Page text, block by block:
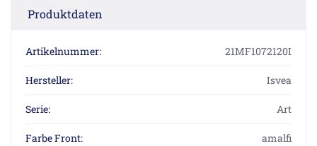
Produktdaten
Artikelnummer: 21MF1072120I
Hersteller: Isvea
Serie: Art
Farbe Front: amalfi